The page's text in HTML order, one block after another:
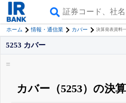
ホーム 情報・通信業 カバー 決算発表資料
5253 カバー
カバー（5253）の決